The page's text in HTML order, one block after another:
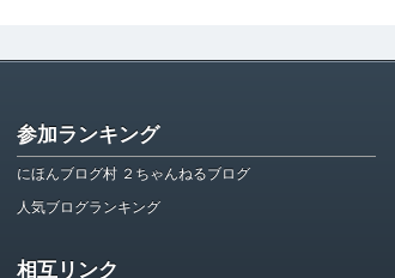
参加ランキング
にほんブログ村 ２ちゃんねるブログ
人気ブログランキング
相互リンク